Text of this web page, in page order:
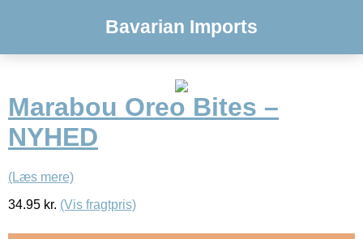
Bavarian Imports
Marabou Oreo Bites –
NYHED
(Læs mere)
34.95 kr. (Vis fragtpris)